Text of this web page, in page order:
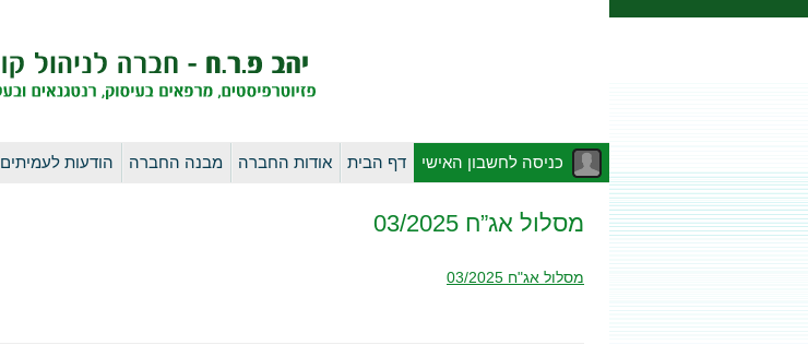
לדלג
כניסה לחשבון האישי דף הבית אודות החברה מבנה החברה הודעות לעמיתים
מסלול אג”ח 03/2025
מסלול אג"ח 03/2025